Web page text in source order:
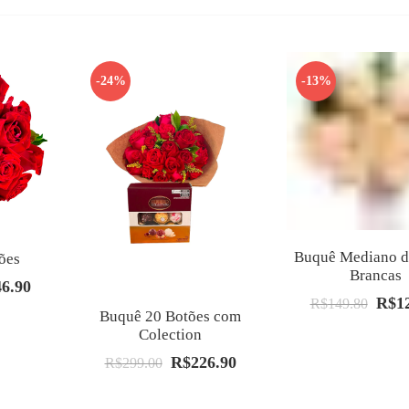
O
-24%
Buquê 20 Botões com
Colection
R$299.00 O
R$226.90O
-13%
Buquê Mediano
Brancas
R$149.80 O
R$